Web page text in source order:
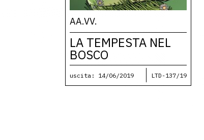
AA.VV.
LA TEMPESTA NEL
BOSCO
uscita: 14/06/2019 LTD-137/19